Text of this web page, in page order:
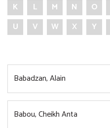
K
L M N O
U
V W X Y
Babadzan, Alain
Babou, Cheikh Anta